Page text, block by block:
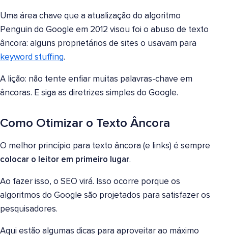
Uma área chave que a atualização do algoritmo
Penguin do Google em 2012 visou foi o abuso de texto
âncora: alguns proprietários de sites o usavam para
keyword stuffing.
A lição: não tente enfiar muitas palavras-chave em
âncoras. E siga as diretrizes simples do Google.
Como Otimizar o Texto Âncora
O melhor princípio para texto âncora (e links) é sempre
colocar o leitor em primeiro lugar.
Ao fazer isso, o SEO virá. Isso ocorre porque os
algoritmos do Google são projetados para satisfazer os
pesquisadores.
Aqui estão algumas dicas para aproveitar ao máximo